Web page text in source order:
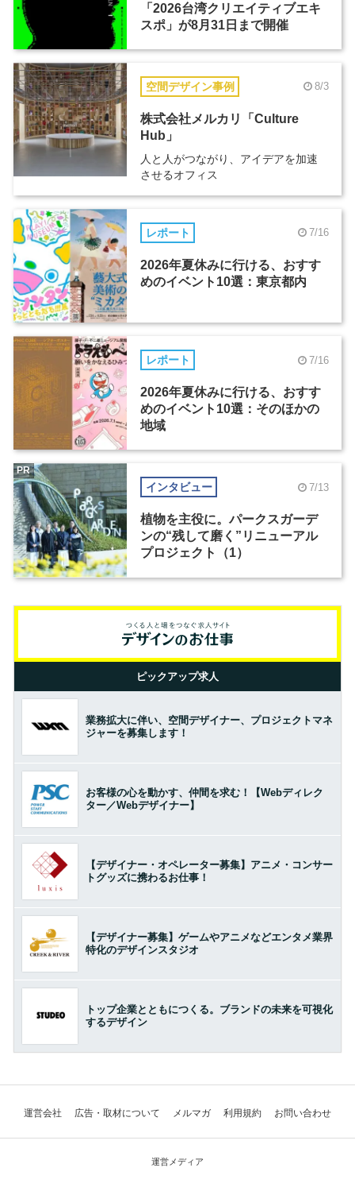
「2026台湾クリエイティブエキ
スポ」が8月31日まで開催
空間デザイン事例 8/3
株式会社メルカリ「Culture
Hub」
人と人がつながり、アイデアを加速
させるオフィス
レポート 7/16
2026年夏休みに行ける、おすす
めのイベント10選：東京都内
レポート 7/16
2026年夏休みに行ける、おすす
めのイベント10選：そのほかの
地域
インタビュー 7/13
植物を主役に。パークスガーデ
ンの“残して磨く”リニューアル
プロジェクト（1）
PR
ピックアップ求人
業務拡大に伴い、空間デザイナー、プロジェクトマネ
ジャーを募集します！
お客様の心を動かす、仲間を求む！【Webディレク
ター／Webデザイナー】
【デザイナー・オペレーター募集】アニメ・コンサー
トグッズに携わるお仕事！
【デザイナー募集】ゲームやアニメなどエンタメ業界
特化のデザインスタジオ
トップ企業とともにつくる。ブランドの未来を可視化
するデザイン
運営会社 広告・取材について メルマガ 利用規約 お問い合わせ
運営メディア